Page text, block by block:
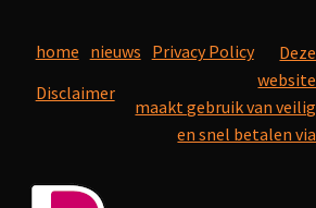
home nieuws Privacy Policy
Disclaimer
Deze
website
maakt gebruik van veilig
en snel betalen via